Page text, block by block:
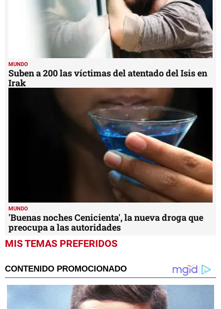
MUNDO
Suben a 200 las víctimas del atentado del Isis en
Irak
MUNDO
'Buenas noches Cenicienta', la nueva droga que
preocupa a las autoridades
MIS TEMAS PREFERIDOS